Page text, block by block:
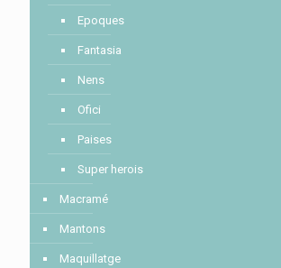
Epoques
Fantasia
Nens
Ofici
Paises
Super herois
Macramé
Mantons
Maquillatge